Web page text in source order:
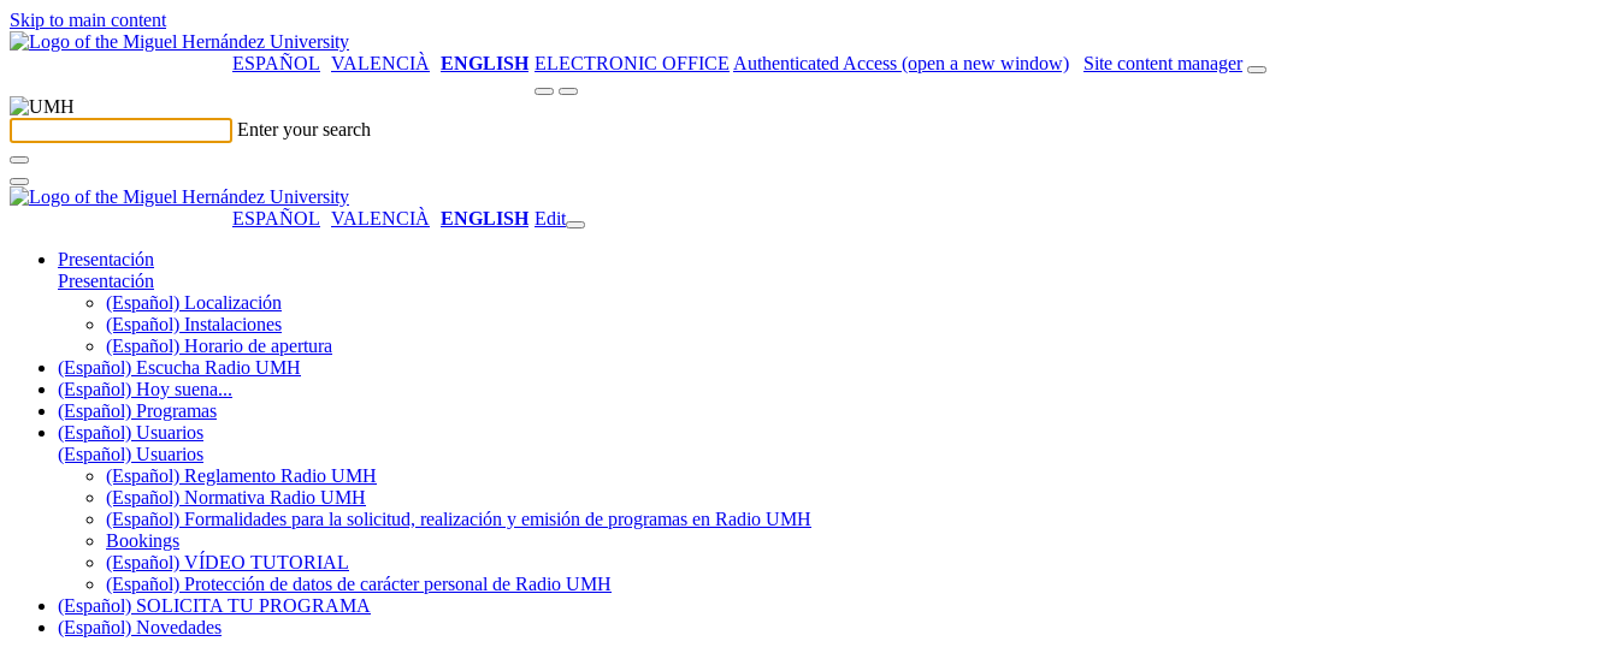
Skip to main content
ESPAÑOL VALENCIÀ ENGLISH ELECTRONIC OFFICE Authenticated Access (open a new window) Site content manager
Enter your search
ESPAÑOL VALENCIÀ ENGLISH Edit
Presentación
Presentación
(Español) Localización
(Español) Instalaciones
(Español) Horario de apertura
(Español) Escucha Radio UMH
(Español) Hoy suena...
(Español) Programas
(Español) Usuarios
(Español) Usuarios
(Español) Reglamento Radio UMH
(Español) Normativa Radio UMH
(Español) Formalidades para la solicitud, realización y emisión de programas en Radio UMH
Bookings
(Español) VÍDEO TUTORIAL
(Español) Protección de datos de carácter personal de Radio UMH
(Español) SOLICITA TU PROGRAMA
(Español) Novedades